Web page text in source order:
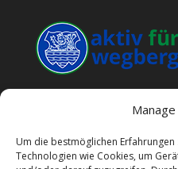
Um die bestmöglichen
Technologien wie Cookies, um
Impressum
Kontakt